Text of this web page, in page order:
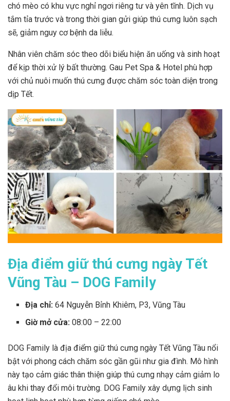
chó mèo có khu vực nghỉ ngơi riêng tư và yên tĩnh. Dịch vụ
tắm tỉa trước và trong thời gian gửi giúp thú cưng luôn sạch
sẽ, giảm nguy cơ bệnh da liễu.
Nhân viên chăm sóc theo dõi biểu hiện ăn uống và sinh hoạt
để kịp thời xử lý bất thường. Gau Pet Spa & Hotel phù hợp
với chủ nuôi muốn thú cưng được chăm sóc toàn diện trong
dịp Tết.
Địa điểm giữ thú cưng ngày Tết
Vũng Tàu – DOG Family
Địa chỉ: 64 Nguyễn Bỉnh Khiêm, P3, Vũng Tàu
Giờ mở cửa: 08:00 – 22:00
DOG Family là địa điểm giữ thú cưng ngày Tết Vũng Tàu nổi
bật với phong cách chăm sóc gần gũi như gia đình. Mô hình
này tạo cảm giác thân thiện giúp thú cưng nhạy cảm giảm lo
âu khi thay đổi môi trường. DOG Family xây dựng lịch sinh